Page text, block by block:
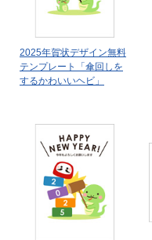
2025年賀状デザイン無料
テンプレート「傘回しを
するかわいいヘビ」